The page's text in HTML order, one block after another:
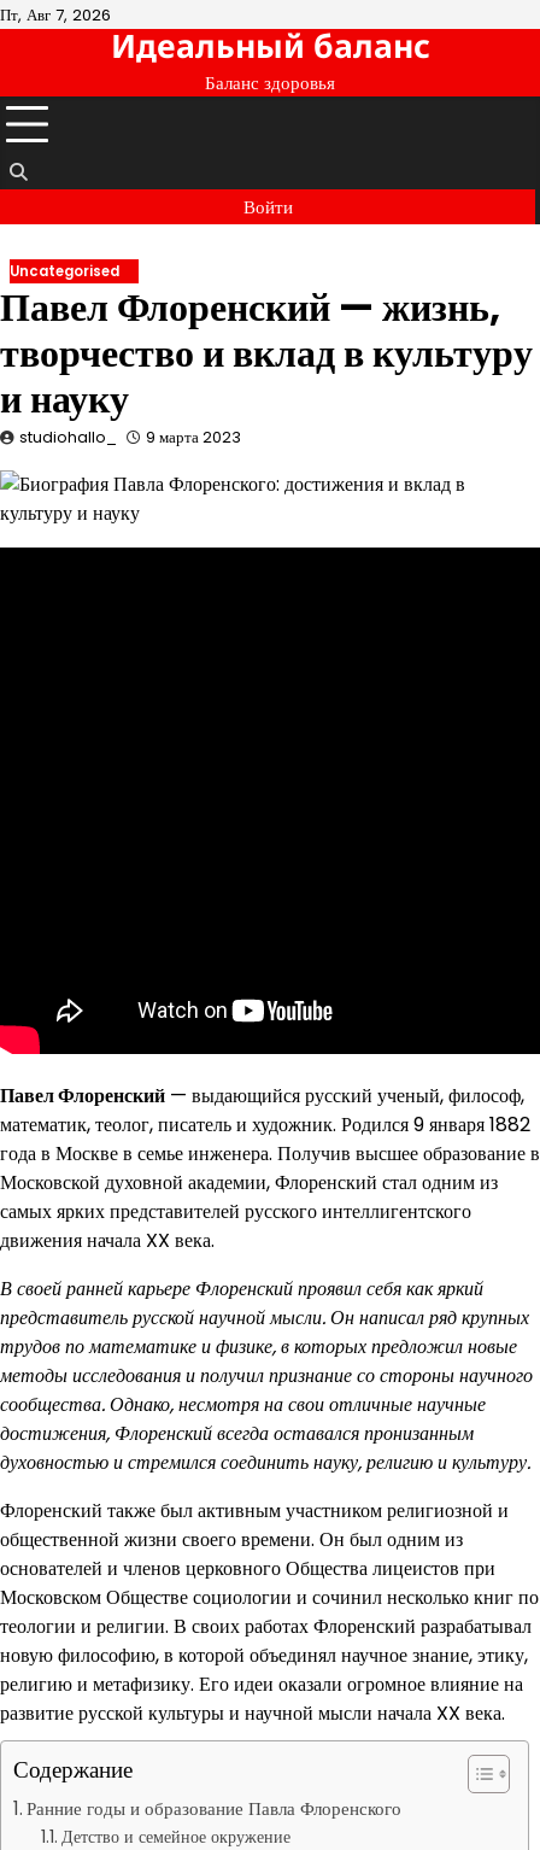
Перейти
Пт, Авг 7, 2026
Идеальный баланс
Баланс здоровья
Войти
Uncategorised
Павел Флоренский — жизнь,
творчество и вклад в культуру
и науку
studiohallo_ 9 марта 2023
Павел Флоренский — выдающийся русский ученый, философ,
математик, теолог, писатель и художник. Родился 9 января 1882
года в Москве в семье инженера. Получив высшее образование в
Московской духовной академии, Флоренский стал одним из
самых ярких представителей русского интеллигентского
движения начала XX века.
В своей ранней карьере Флоренский проявил себя как яркий
представитель русской научной мысли. Он написал ряд крупных
трудов по математике и физике, в которых предложил новые
методы исследования и получил признание со стороны научного
сообщества. Однако, несмотря на свои отличные научные
достижения, Флоренский всегда оставался пронизанным
духовностью и стремился соединить науку, религию и культуру.
Флоренский также был активным участником религиозной и
общественной жизни своего времени. Он был одним из
основателей и членов церковного Общества лицеистов при
Московском Обществе социологии и сочинил несколько книг по
теологии и религии. В своих работах Флоренский разрабатывал
новую философию, в которой объединял научное знание, этику,
религию и метафизику. Его идеи оказали огромное влияние на
развитие русской культуры и научной мысли начала XX века.
Содержание
Ранние годы и образование Павла Флоренского
Детство и семейное окружение